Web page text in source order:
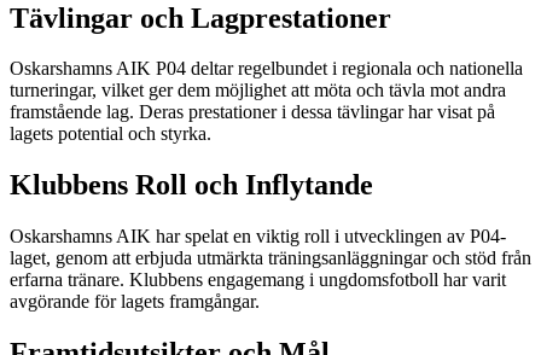
Tävlingar och Lagprestationer
Oskarshamns AIK P04 deltar regelbundet i regionala och nationella
turneringar, vilket ger dem möjlighet att möta och tävla mot andra
framstående lag. Deras prestationer i dessa tävlingar har visat på
lagets potential och styrka.
Klubbens Roll och Inflytande
Oskarshamns AIK har spelat en viktig roll i utvecklingen av P04-
laget, genom att erbjuda utmärkta träningsanläggningar och stöd från
erfarna tränare. Klubbens engagemang i ungdomsfotboll har varit
avgörande för lagets framgångar.